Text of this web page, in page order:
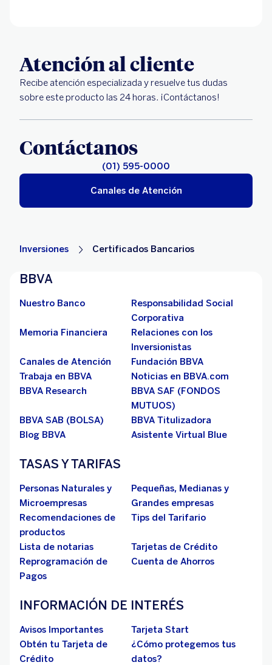
Atención al cliente
Recibe atención especializada y resuelve tus dudas
sobre este producto las 24 horas. ¡Contáctanos!
Contáctanos
(01) 595-0000
Canales de Atención
Inversiones Certificados Bancarios
BBVA
Nuestro Banco
Responsabilidad Social
Corporativa
Memoria Financiera
Relaciones con los
Inversionistas
Canales de Atención
Fundación BBVA
Trabaja en BBVA
Noticias en BBVA.com
BBVA Research
BBVA SAF (FONDOS
MUTUOS)
BBVA SAB (BOLSA)
BBVA Titulizadora
Blog BBVA
Asistente Virtual Blue
TASAS Y TARIFAS
Personas Naturales y
Microempresas
Pequeñas, Medianas y
Grandes empresas
Recomendaciones de
productos
Tips del Tarifario
Lista de notarias
Tarjetas de Crédito
Reprogramación de
Pagos
Cuenta de Ahorros
INFORMACIÓN DE INTERÉS
Avisos Importantes
Tarjeta Start
Obtén tu Tarjeta de
Crédito
¿Cómo protegemos tus
datos?